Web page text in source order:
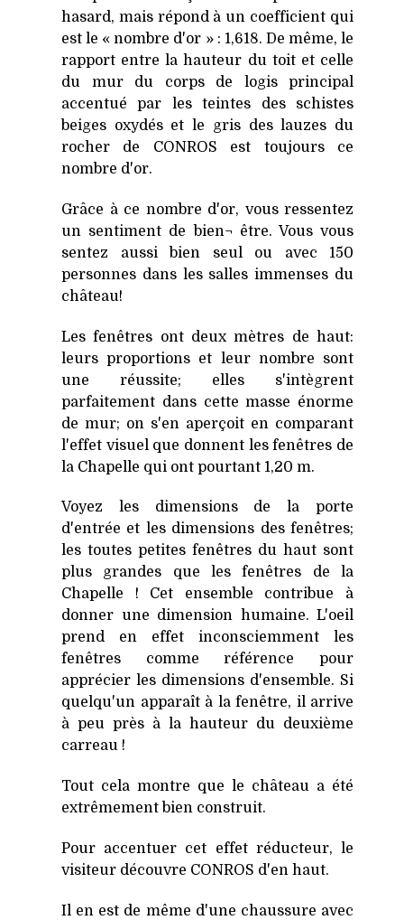
hasard, mais répond à un coefficient qui
est le « nombre d'or » : 1,618. De même, le
rapport entre la hauteur du toit et celle
du mur du corps de logis principal
accentué par les teintes des schistes
beiges oxydés et le gris des lauzes du
rocher de CONROS est toujours ce
nombre d'or.
Grâce à ce nombre d'or, vous ressentez
un sentiment de bien¬ être. Vous vous
sentez aussi bien seul ou avec 150
personnes dans les salles immenses du
château!
Les fenêtres ont deux mètres de haut:
leurs proportions et leur nombre sont
une réussite; elles s'intègrent
parfaitement dans cette masse énorme
de mur; on s'en aperçoit en comparant
l'effet visuel que donnent les fenêtres de
la Chapelle qui ont pourtant 1,20 m.
Voyez les dimensions de la porte
d'entrée et les dimensions des fenêtres;
les toutes petites fenêtres du haut sont
plus grandes que les fenêtres de la
Chapelle ! Cet ensemble contribue à
donner une dimension humaine. L'oeil
prend en effet inconsciemment les
fenêtres comme référence pour
apprécier les dimensions d'ensemble. Si
quelqu'un apparaît à la fenêtre, il arrive
à peu près à la hauteur du deuxième
carreau !
Tout cela montre que le château a été
extrêmement bien construit.
Pour accentuer cet effet réducteur, le
visiteur découvre CONROS d'en haut.
Il en est de même d'une chaussure avec